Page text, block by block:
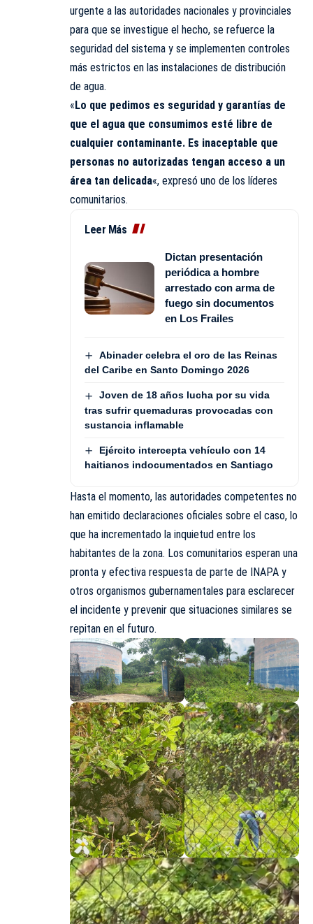
urgente a las autoridades nacionales y provinciales
para que se investigue el hecho, se refuerce la
seguridad del sistema y se implementen controles
más estrictos en las instalaciones de distribución
de agua.
«Lo que pedimos es seguridad y garantías de
que el agua que consumimos esté libre de
cualquier contaminante. Es inaceptable que
personas no autorizadas tengan acceso a un
área tan delicada«, expresó uno de los líderes
comunitarios.
Leer Más
Dictan presentación
periódica a hombre
arrestado con arma de
fuego sin documentos
en Los Frailes
Abinader celebra el oro de las Reinas
del Caribe en Santo Domingo 2026
Joven de 18 años lucha por su vida
tras sufrir quemaduras provocadas con
sustancia inflamable
Ejército intercepta vehículo con 14
haitianos indocumentados en Santiago
Hasta el momento, las autoridades competentes no
han emitido declaraciones oficiales sobre el caso, lo
que ha incrementado la inquietud entre los
habitantes de la zona. Los comunitarios esperan una
pronta y efectiva respuesta de parte de INAPA y
otros organismos gubernamentales para esclarecer
el incidente y prevenir que situaciones similares se
repitan en el futuro.